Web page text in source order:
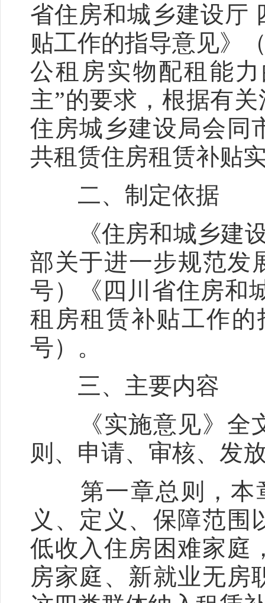
省住房和城乡建设厅
贴工作的指导意见》
公租房实物配租能
主”的要求，根据有
住房城乡建设局会同
共租赁住房租赁补贴
二、制定依据
《住房和城乡建设
部关于进一步规范发
号）《四川省住房和
租房租赁补贴工作的
号）。
三、主要内容
《实施意见》全文
则、申请、审核、发
第一章总则，本
义、定义、保障范围
低收入住房困难家庭
房家庭、新就业无房